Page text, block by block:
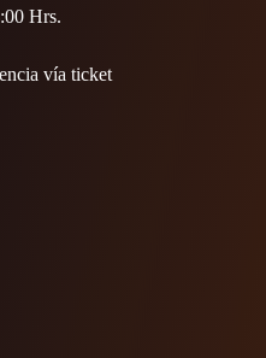
Hrs.
vía ticket